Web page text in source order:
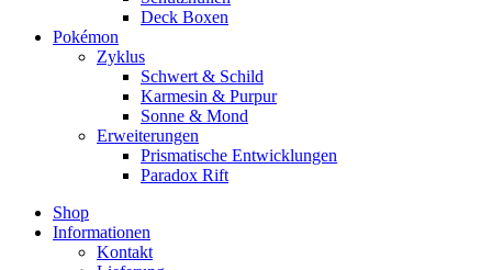
Deck Boxen
Pokémon
Zyklus
Schwert & Schild
Karmesin & Purpur
Sonne & Mond
Erweiterungen
Prismatische Entwicklungen
Paradox Rift
Shop
Informationen
Kontakt